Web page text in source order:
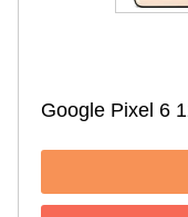
Google Pixel 6